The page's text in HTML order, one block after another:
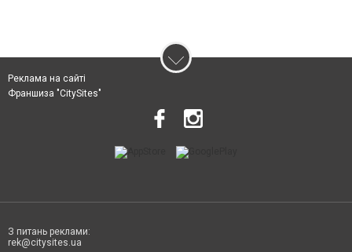
Реклама на сайті
Франшиза "CitySites"
З питань реклами:
rek@citysites.ua